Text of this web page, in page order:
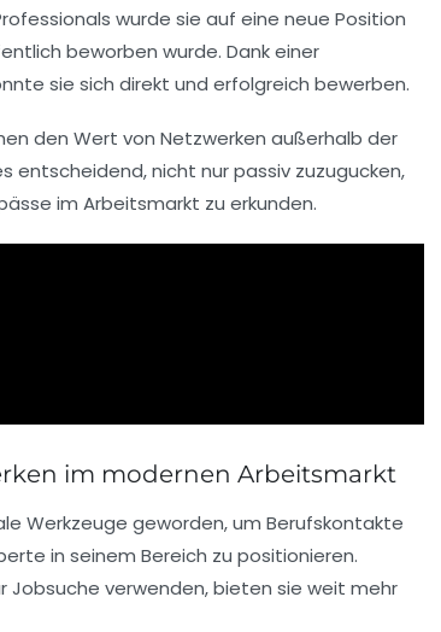
wurde sie auf eine neue Position
beworben wurde. Dank einer
sie sich direkt und erfolgreich bewerben.
den Wert von Netzwerken außerhalb der
entscheidend, nicht nur passiv zuzugucken,
im Arbeitsmarkt zu erkunden.
im modernen Arbeitsmarkt
Werkzeuge geworden, um Berufskontakte
in seinem Bereich zu positionieren.
verwenden, bieten sie weit mehr